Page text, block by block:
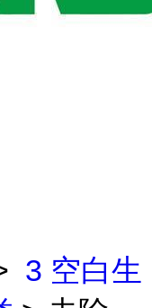
3 空白生